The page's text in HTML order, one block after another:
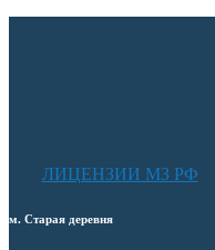
ЛИЦЕНЗИИ МЗ РФ
м. Старая деревня